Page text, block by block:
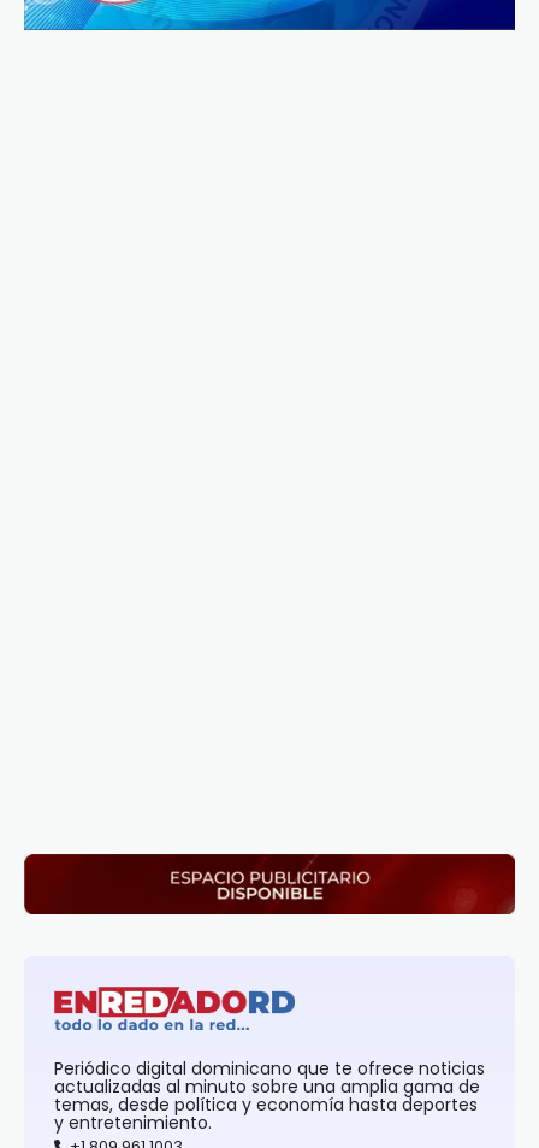
Periódico digital dominicano que te ofrece noticias
actualizadas al minuto sobre una amplia gama de
temas, desde política y economía hasta deportes
y entretenimiento.